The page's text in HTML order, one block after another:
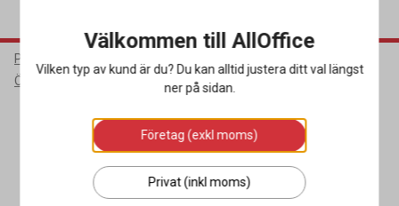
Packa & Skicka
Övrigt Förpackningsmaterial
Välkommen till AllOffice
Vilken typ av kund är du? Du kan alltid justera ditt val längst
ner på sidan.
Företag (exkl moms)
Privat (inkl moms)